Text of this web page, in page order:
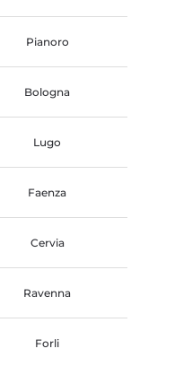
Pianoro
Bologna
Lugo
Faenza
Cervia
Ravenna
Forli